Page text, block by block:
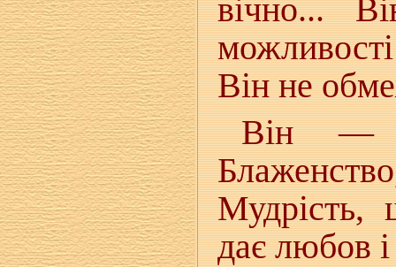
вічно...
Він не
Він —
дає любов